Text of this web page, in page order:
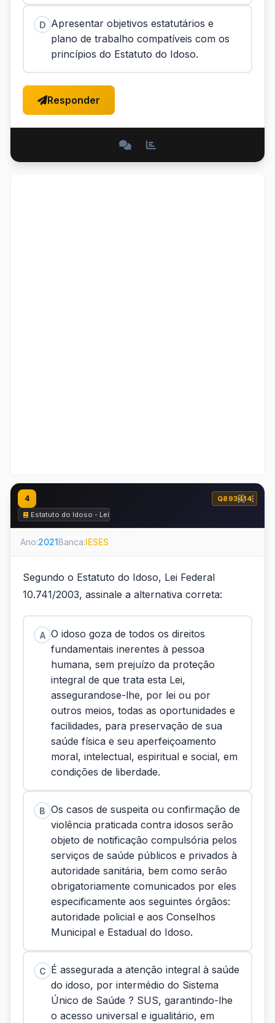
D Apresentar objetivos estatutários e
plano de trabalho compatíveis com os
princípios do Estatuto do Idoso.
Responder
4
Q893414
Estatuto do Idoso - Lei nº 10.741 de 2003
Ano:2021Banca:IESES
Segundo o Estatuto do Idoso, Lei Federal
10.741/2003, assinale a alternativa correta:
A O idoso goza de todos os direitos
fundamentais inerentes à pessoa
humana, sem prejuízo da proteção
integral de que trata esta Lei,
assegurandose-lhe, por lei ou por
outros meios, todas as oportunidades e
facilidades, para preservação de sua
saúde física e seu aperfeiçoamento
moral, intelectual, espiritual e social, em
condições de liberdade.
B Os casos de suspeita ou confirmação de
violência praticada contra idosos serão
objeto de notificação compulsória pelos
serviços de saúde públicos e privados à
autoridade sanitária, bem como serão
obrigatoriamente comunicados por eles
especificamente aos seguintes órgãos:
autoridade policial e aos Conselhos
Municipal e Estadual do Idoso.
C É assegurada a atenção integral à saúde
do idoso, por intermédio do Sistema
Único de Saúde ? SUS, garantindo-lhe
o acesso universal e igualitário, em